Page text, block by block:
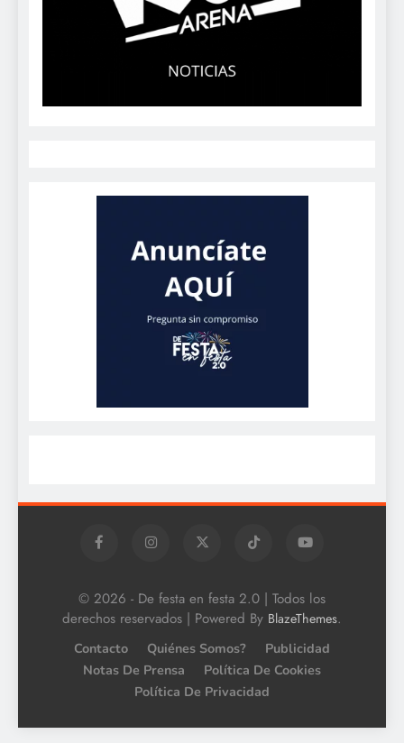
© 2026 - De festa en festa 2.0 | Todos los
derechos reservados | Powered By BlazeThemes.
Contacto Quiénes Somos?
Publicidad
Notas De Prensa
Política De Cookies
Política De Privacidad